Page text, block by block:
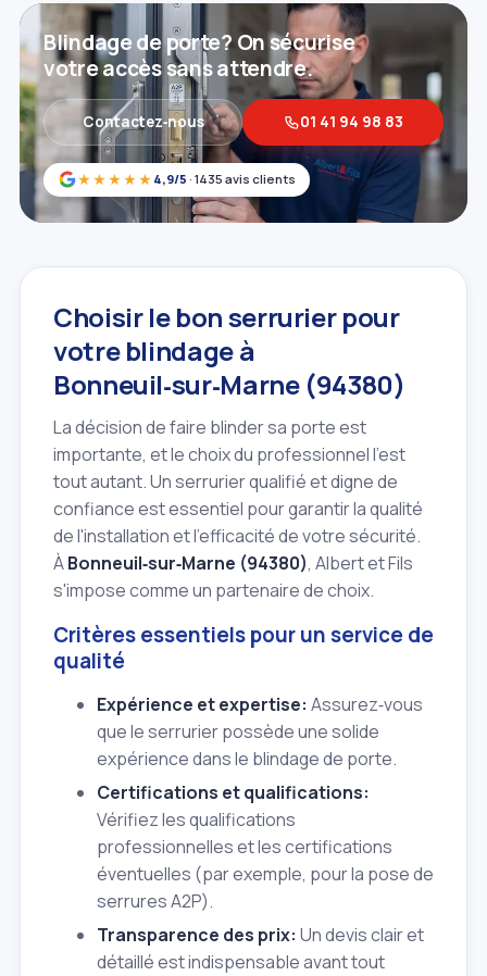
★★★★★ 4,9/5 · 1435 avis clients
Blindage de porte? On sécurise
votre accès sans attendre.
Contactez‑nous 01 41 94 98 83
Choisir le bon serrurier pour
votre blindage à
Bonneuil‑sur‑Marne (94380)
La décision de faire blinder sa porte est
importante, et le choix du professionnel l'est
tout autant. Un serrurier qualifié et digne de
confiance est essentiel pour garantir la qualité
de l'installation et l'efficacité de votre sécurité.
ÀBonneuil‑sur‑Marne (94380), Albert et Fils
s'impose comme un partenaire de choix.
Critères essentiels pour un service de
qualité
Expérience et expertise: Assurez‑vous
que le serrurier possède une solide
expérience dans le blindage de porte.
Certifications et qualifications:
Vérifiez les qualifications
professionnelles et les certifications
éventuelles (par exemple, pour la pose de
serrures A2P).
Transparence des prix: Un devis clair et
détaillé est indispensable avant tout